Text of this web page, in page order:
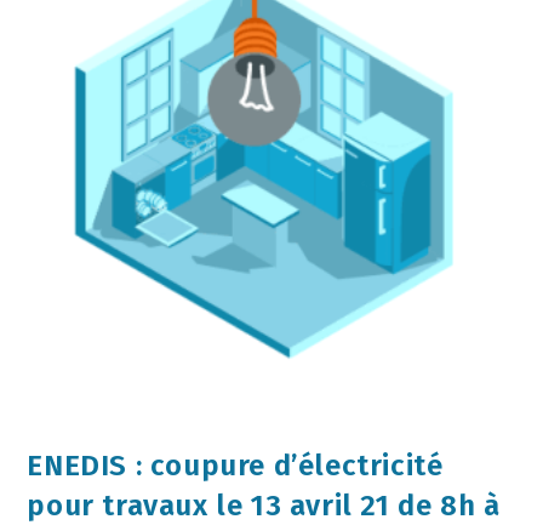
ENEDIS : coupure d’électricité
pour travaux le 13 avril 21 de 8h à